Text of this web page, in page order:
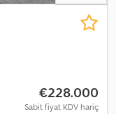
€228.000
Sabit fiyat KDV hariç